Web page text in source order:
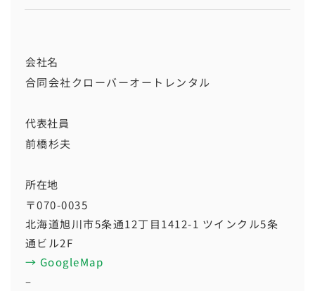
会社名
合同会社クローバーオートレンタル
代表社員
前橋杉夫
所在地
〒070-0035
北海道旭川市5条通12丁目1412-1 ツインクル5条
通ビル2F
→ GoogleMap
–